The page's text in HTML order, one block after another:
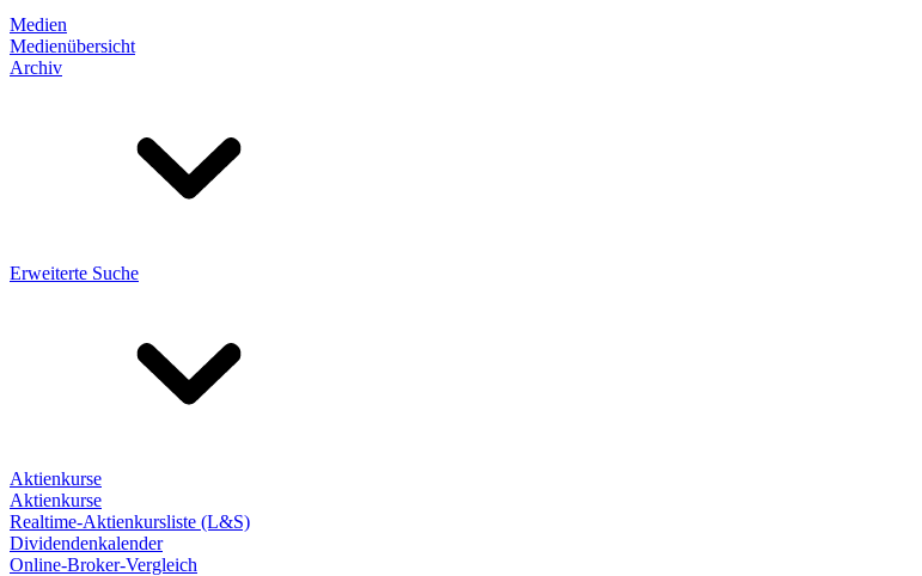
Medien
Medienübersicht
Archiv
Erweiterte Suche
Aktienkurse
Aktienkurse
Realtime-Aktienkursliste (L&S)
Dividendenkalender
Online-Broker-Vergleich